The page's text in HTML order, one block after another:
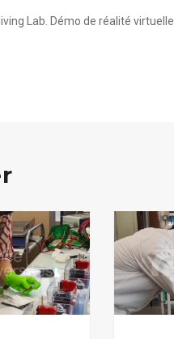
Lab. Démo de réalité virtuelle